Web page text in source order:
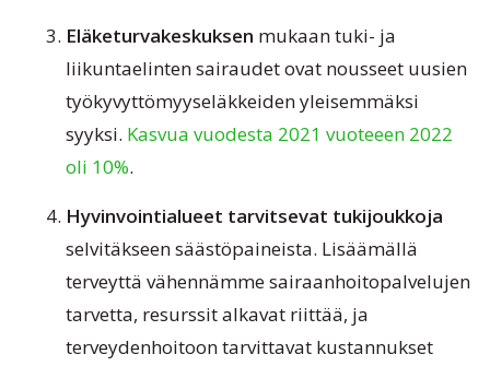
Eläketurvakeskuksen mukaan tuki- ja
liikuntaelinten sairaudet ovat nousseet uusien
työkyvyttömyyseläkkeiden yleisemmäksi
syyksi. Kasvua vuodesta 2021 vuoteeen 2022
oli 10%.
Hyvinvointialueet tarvitsevat tukijoukkoja
selvitäkseen säästöpaineista. Lisäämällä
terveyttä vähennämme sairaanhoitopalvelujen
tarvetta, resurssit alkavat riittää, ja
terveydenhoitoon tarvittavat kustannukset